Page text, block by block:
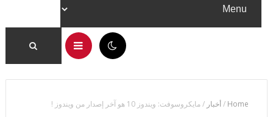
Home
/أخبار /مايكروسوفت: ويندوز 10 هو آخر إصدار من ويندوز !